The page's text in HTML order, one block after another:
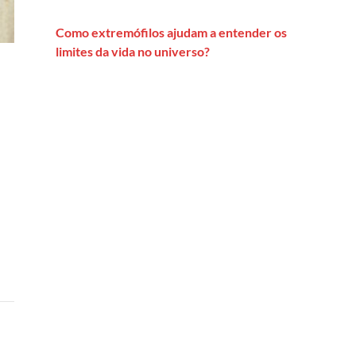
Como extremófilos ajudam a entender os
limites da vida no universo?